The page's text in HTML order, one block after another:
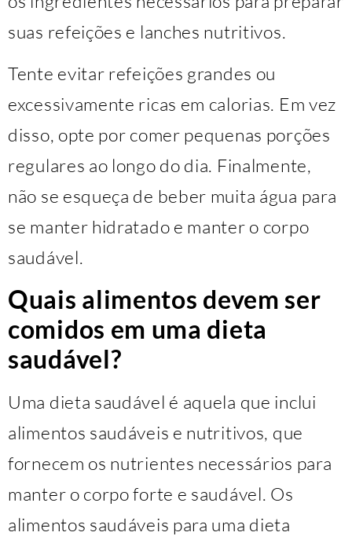
suas refeições e lanches nutritivos.
Tente evitar refeições grandes ou
excessivamente ricas em calorias. Em vez
disso, opte por comer pequenas porções
regulares ao longo do dia. Finalmente,
não se esqueça de beber muita água para
se manter hidratado e manter o corpo
saudável.
Quais alimentos devem ser
comidos em uma dieta
saudável?
Uma dieta saudável é aquela que inclui
alimentos saudáveis e nutritivos, que
fornecem os nutrientes necessários para
manter o corpo forte e saudável. Os
alimentos saudáveis para uma dieta